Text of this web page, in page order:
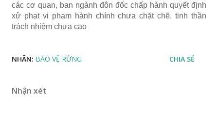
các cơ quan, ban ngành đôn đốc chấp hành quyết định
xử phạt vi phạm hành chính chưa chặt chẽ, tinh thần
trách nhiệm chưa cao
NHÃN: BẢO VỆ RỪNG CHIA SẺ
Nhận xét